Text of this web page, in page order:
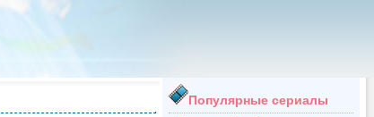
Популярные сериалы